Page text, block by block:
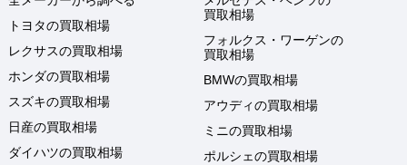
トヨタの買取相場
レクサスの買取相場
ホンダの買取相場
スズキの買取相場
日産の買取相場
ダイハツの買取相場
買取相場
フォルクス・ワーゲンの
買取相場
BMWの買取相場
アウディの買取相場
ミニの買取相場
ポルシェの買取相場